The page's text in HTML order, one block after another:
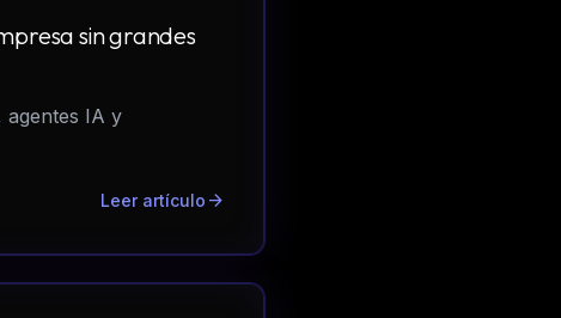
sin grandes
agentes IA y
Leer artículo arrow_forward